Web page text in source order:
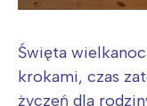
Święta
krokami, czas
życzeń dla